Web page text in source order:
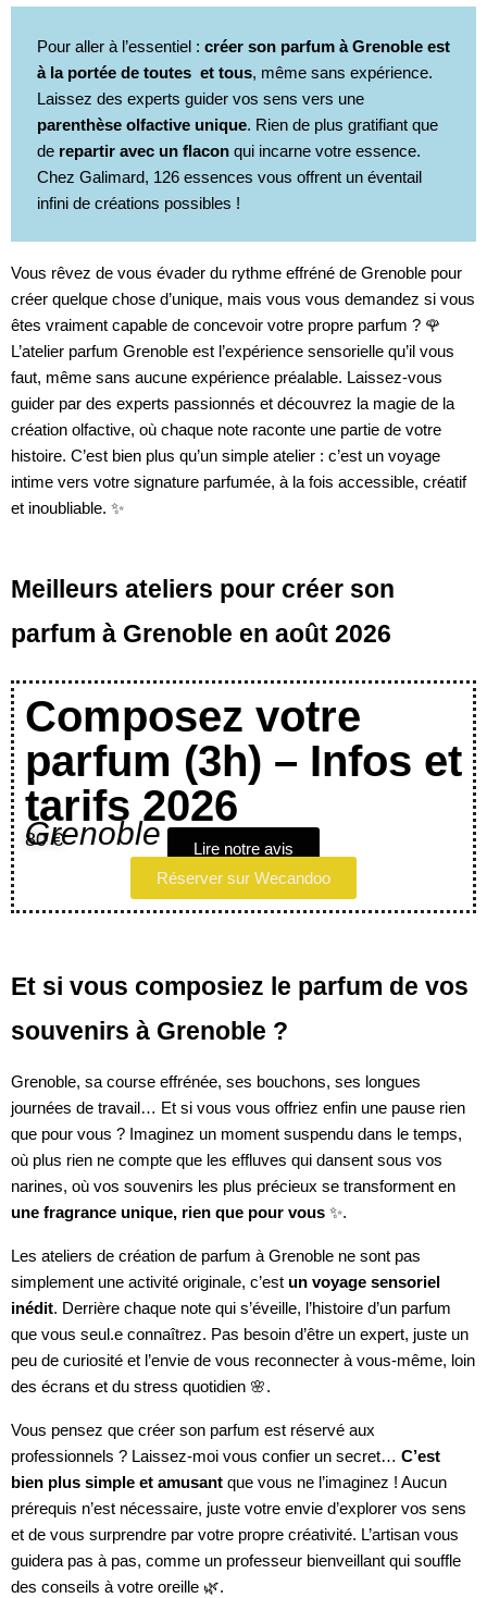
Pour aller à l’essentiel : créer son parfum à Grenoble est
à la portée de toutes et tous, même sans expérience.
Laissez des experts guider vos sens vers une
parenthèse olfactive unique. Rien de plus gratifiant que
de repartir avec un flacon qui incarne votre essence.
Chez Galimard, 126 essences vous offrent un éventail
infini de créations possibles !
Vous rêvez de vous évader du rythme effréné de Grenoble pour
créer quelque chose d’unique, mais vous vous demandez si vous
êtes vraiment capable de concevoir votre propre parfum ? 🌹
L’atelier parfum Grenoble est l’expérience sensorielle qu’il vous
faut, même sans aucune expérience préalable. Laissez-vous
guider par des experts passionnés et découvrez la magie de la
création olfactive, où chaque note raconte une partie de votre
histoire. C’est bien plus qu’un simple atelier : c’est un voyage
intime vers votre signature parfumée, à la fois accessible, créatif
et inoubliable. ✨
Meilleurs ateliers pour créer son
parfum à Grenoble en août 2026
Composez votre
parfum (3h) – Infos et
tarifs 2026
Grenoble
80 €
Lire notre avis
Réserver sur Wecandoo
Et si vous composiez le parfum de vos
souvenirs à Grenoble ?
Grenoble, sa course effrénée, ses bouchons, ses longues
journées de travail… Et si vous vous offriez enfin une pause rien
que pour vous ? Imaginez un moment suspendu dans le temps,
où plus rien ne compte que les effluves qui dansent sous vos
narines, où vos souvenirs les plus précieux se transforment en
une fragrance unique, rien que pour vous ✨.
Les ateliers de création de parfum à Grenoble ne sont pas
simplement une activité originale, c’est un voyage sensoriel
inédit. Derrière chaque note qui s’éveille, l’histoire d’un parfum
que vous seul.e connaîtrez. Pas besoin d’être un expert, juste un
peu de curiosité et l’envie de vous reconnecter à vous-même, loin
des écrans et du stress quotidien 🌸.
Vous pensez que créer son parfum est réservé aux
professionnels ? Laissez-moi vous confier un secret… C’est
bien plus simple et amusant que vous ne l’imaginez ! Aucun
prérequis n’est nécessaire, juste votre envie d’explorer vos sens
et de vous surprendre par votre propre créativité. L’artisan vous
guidera pas à pas, comme un professeur bienveillant qui souffle
des conseils à votre oreille 🌿.